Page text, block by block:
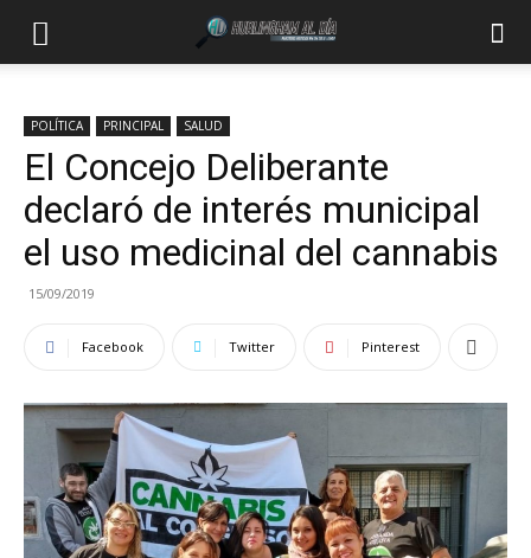
POLÍTICA PRINCIPAL SALUD
El Concejo Deliberante
declaró de interés municipal
el uso medicinal del cannabis
15/09/2019
Facebook Twitter Pinterest